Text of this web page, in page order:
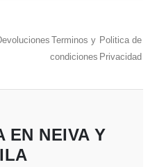
Terminos y
condiciones
Politica de
Privacidad
EN NEIVA Y